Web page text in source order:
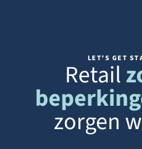
LET'S GET
Retail
zorgen